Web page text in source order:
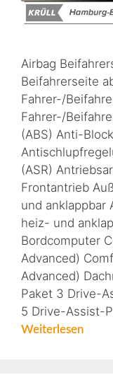
Airbag
Beifahrerseite
Fahrer-/
Fahrer-/
(ABS) Anti-
(ASR)
Frontantrieb
und anklappbar
heiz- und
Bordcomputer
Advanced)
Advanced)
Paket 3 Drive-
5 Drive-Assist-
Weiterlesen